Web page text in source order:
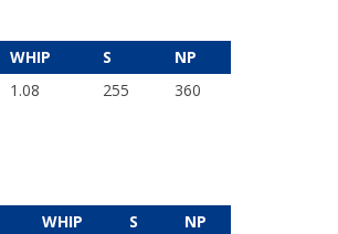
WHIP S
NP
1.08 255 360
WHIP S
NP